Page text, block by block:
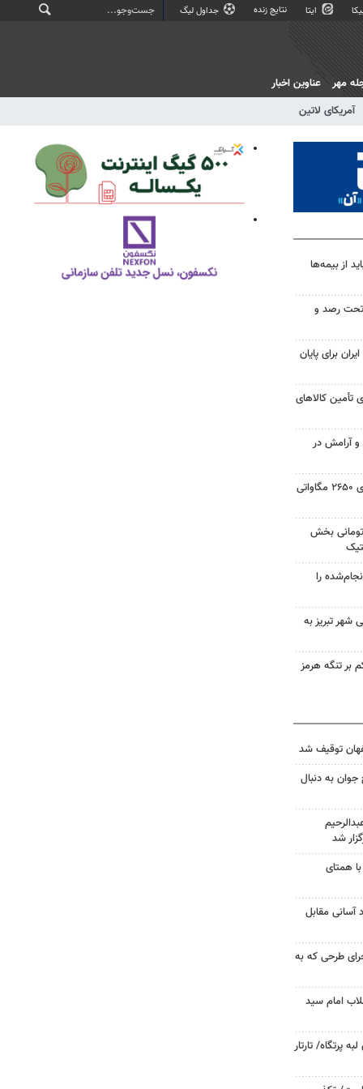
ایتا نتایج زنده جداول لیگ
آمریکای لاتین
مهر عناوین اخبار
از بیمه‌ها
تحت رصد و
برای پایان
تأمین کالاهای
و آرامش در
حسینی: ایجاد نیروگاه خورشیدی ۲۶۵۰ مگاواتی
تومانی بخش
را
شهر تبریز به
بر تنگه هرمز
به دنبال
شد
همتای
آسانی مقابل
طرحی که به
امام سید
پرتگاه/ تارتار